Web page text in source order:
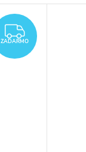
ZADARMO